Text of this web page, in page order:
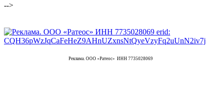
-->
Реклама. ООО «Ратеос» ИНН 7735028069